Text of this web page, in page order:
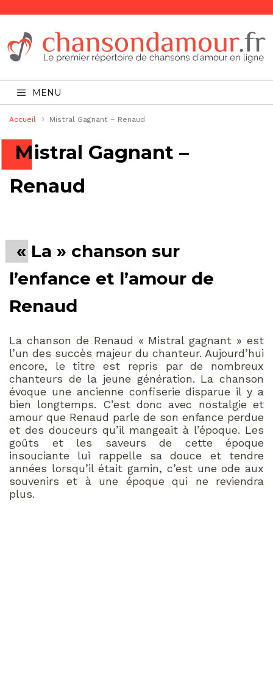
MENU
Accueil Mistral Gagnant – Renaud
Mistral Gagnant –
Renaud
« La » chanson sur
l’enfance et l’amour de
Renaud
La chanson de Renaud « Mistral gagnant » est
l’un des succès majeur du chanteur. Aujourd’hui
encore, le titre est repris par de nombreux
chanteurs de la jeune génération. La chanson
évoque une ancienne confiserie disparue il y a
bien longtemps. C’est donc avec nostalgie et
amour que Renaud parle de son enfance perdue
et des douceurs qu’il mangeait à l’époque. Les
goûts et les saveurs de cette époque
insouciante lui rappelle sa douce et tendre
années lorsqu’il était gamin, c’est une ode aux
souvenirs et à une époque qui ne reviendra
plus.